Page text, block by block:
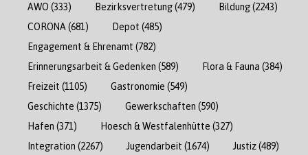
AWO (333) Bezirksvertretung(479) Bildung(2243)
CORONA (681) Depot (485)
Engagement & Ehrenamt (782)
Erinnerungsarbeit & Gedenken (589) Flora & Fauna (384)
Freizeit (1105) Gastronomie (549)
Geschichte (1375) Gewerkschaften (590)
Hafen (371) Hoesch & Westfalenhütte (327)
Integration (2267) Jugendarbeit (1674) Justiz(489)